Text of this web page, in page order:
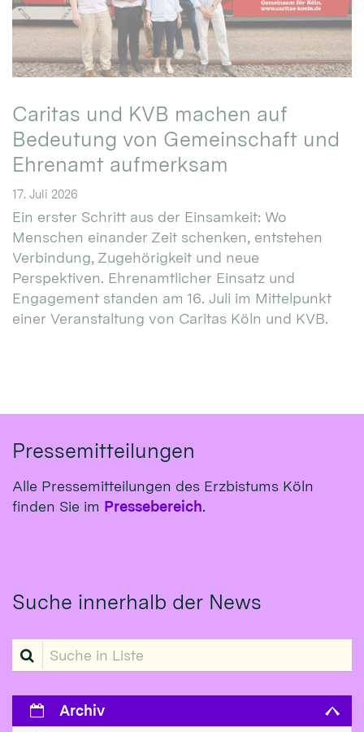
Caritas und KVB machen auf
Bedeutung von Gemeinschaft und
Ehrenamt aufmerksam
17. Juli 2026
Ein erster Schritt aus der Einsamkeit: Wo
Menschen einander Zeit schenken, entstehen
Verbindung, Zugehörigkeit und neue
Perspektiven. Ehrenamtlicher Einsatz und
Engagement standen am 16. Juli im Mittelpunkt
einer Veranstaltung von Caritas Köln und KVB.
Pressemitteilungen
Alle Pressemitteilungen des Erzbistums Köln
finden Sie im Pressebereich.
Suche innerhalb der News
Suche in Liste
Archiv